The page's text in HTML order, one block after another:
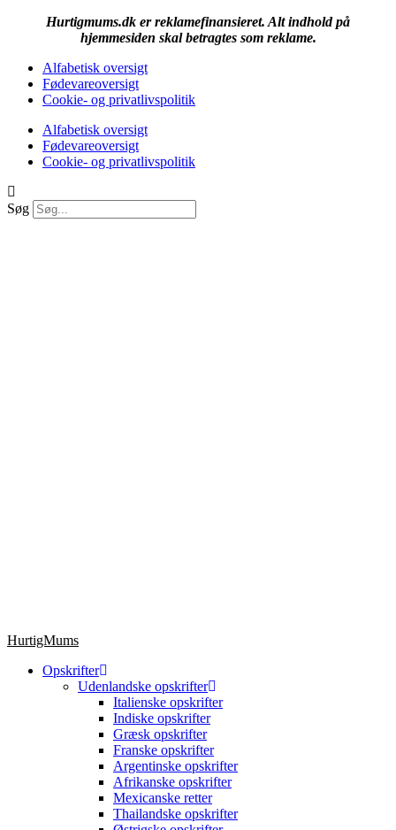
Hurtigmums.dk er reklamefinansieret. Alt indhold på
hjemmesiden skal betragtes som reklame.
Alfabetisk oversigt
Fødevareoversigt
Cookie- og privatlivspolitik
Alfabetisk oversigt
Fødevareoversigt
Cookie- og privatlivspolitik
Søg
HurtigMums
Opskrifter
Udenlandske opskrifter
Italienske opskrifter
Indiske opskrifter
Græsk opskrifter
Franske opskrifter
Argentinske opskrifter
Afrikanske opskrifter
Mexicanske retter
Thailandske opskrifter